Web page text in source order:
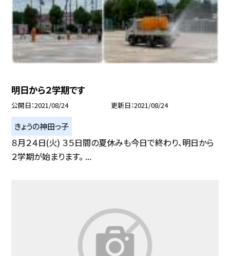
明日から２学期です
公開日 2021/08/24 更新日 2021/08/24
きょうの神田っ子
８月２４日(火) ３５日間の夏休みも今日で終わり、明日から
２学期が始まります。 ...